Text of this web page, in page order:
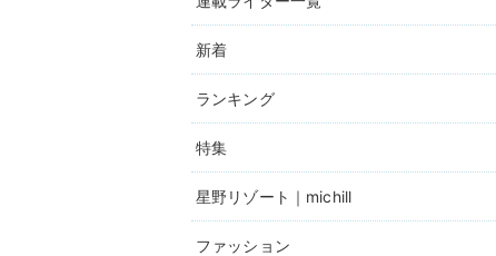
新着
ランキング
特集
星野リゾート｜michill
ファッション